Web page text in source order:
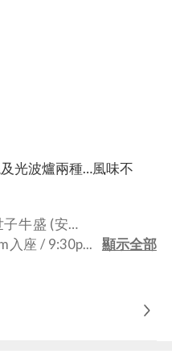
光波爐兩種…風味不
子牛盛 (安格
入座 / 9:30p